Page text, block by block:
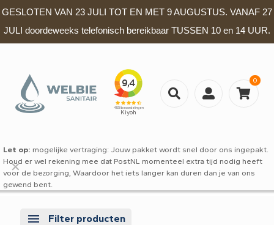
GESLOTEN VAN 23 JULI TOT EN MET 9 AUGUSTUS. VANAF 27
JULI doordeweeks telefonisch bereikbaar TUSSEN 10 en 14 UUR.
0
Let op: mogelijke vertraging: Jouw pakket wordt snel door ons ingepakt.
Houd er wel rekening mee dat PostNL momenteel extra tijd nodig heeft
voor de bezorging, Waardoor het iets langer kan duren dan je van ons
gewend bent.
✕
Filter producten